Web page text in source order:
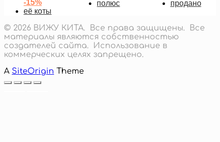
-15%
её коты
полюс
продано
© 2026 ВИЖУ КИТА. Все права защищены. Все
материалы являются собственностью
создателей сайта. Использование в
коммерческих целях запрещено.
A SiteOrigin Theme